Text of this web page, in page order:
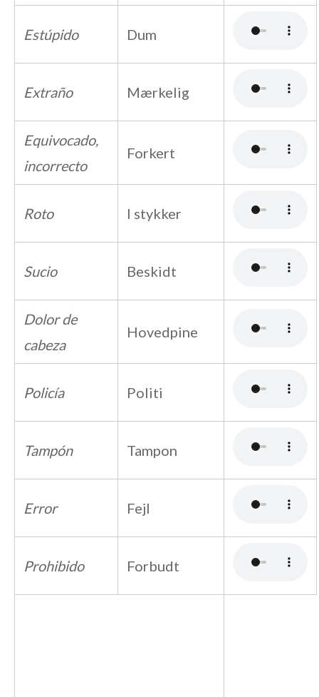
Estúpido Dum
Extraño Mærkelig
Equivocado,
incorrecto
Forkert
Roto I stykker
Sucio Beskidt
Dolor de
cabeza
Hovedpine
Policía Politi
Tampón Tampon
Error Fejl
Prohibido Forbudt